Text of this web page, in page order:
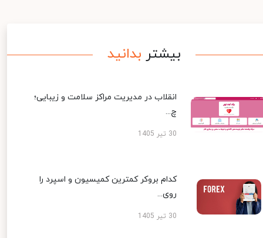
بیشتر بدانید
انقلاب در مدیریت مراکز سلامت و زیبایی؛
چ...
30 تیر 1405
کدام بروکر کمترین کمیسیون و اسپرد را
روی...
30 تیر 1405